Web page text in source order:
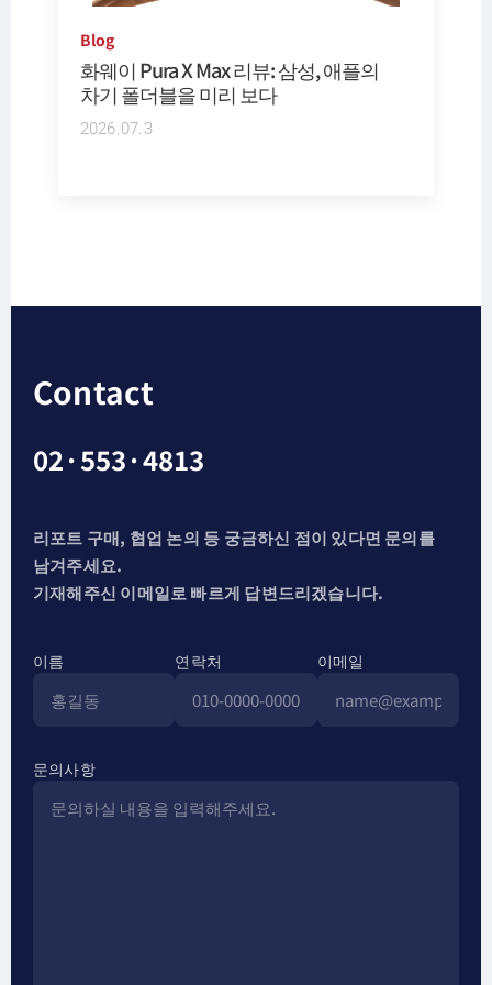
Blog
화웨이 Pura X Max 리뷰: 삼성, 애플의
차기 폴더블을 미리 보다
2026.07.3
Contact
02·553·4813
리포트 구매, 협업 논의 등 궁금하신 점이 있다면 문의를
남겨주세요.
기재해주신 이메일로 빠르게 답변드리겠습니다.
이름 연락처 이메일
문의사항